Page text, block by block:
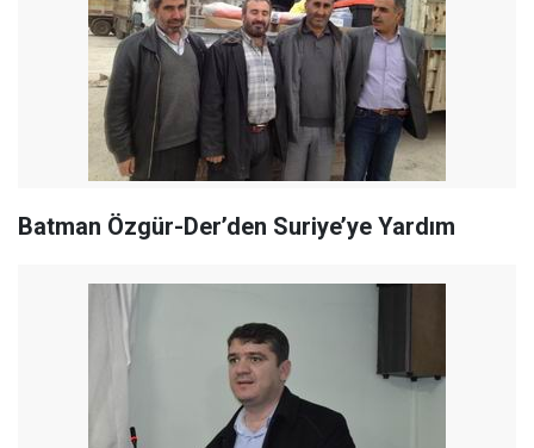
Batman Özgür-Der’den Suriye’ye Yardım